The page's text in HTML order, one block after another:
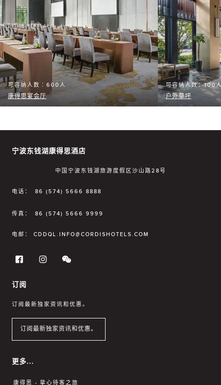
可容纳人数︰600人
康得思宴会厅
可容纳人数：100
户外草坪
宁波东钱湖康得思酒店
中国宁波东钱湖旅游度假区沙山路28号
电话： 86 (574) 5666 8888
传真： 86 (574) 5666 9999
电邮： CDDQL.INFO@CORDISHOTELS.COM
订阅
订阅最新独家资讯和优惠。
订阅最新独家资讯和优惠。
更多...
康得思 - 挚心待客之旅